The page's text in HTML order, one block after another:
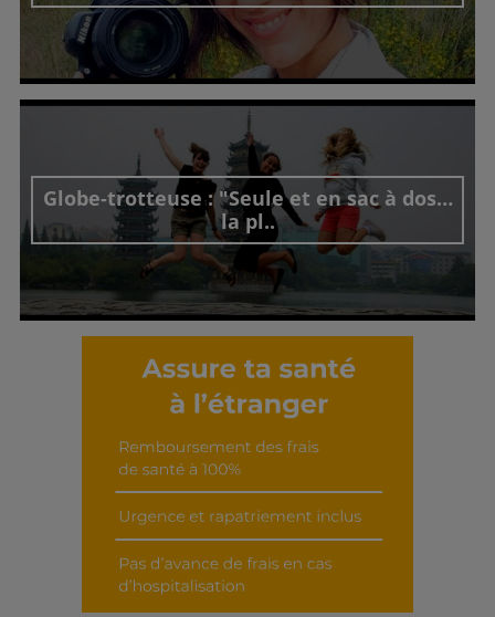
Découvrir cet interview
Globe-trotteuse : "Seule et en sac à dos…
la pl..
Découvrir cet interview